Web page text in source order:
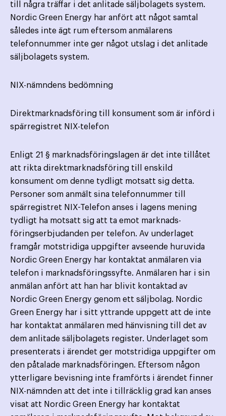
till några träffar i det anlitade säljbolagets system.
Nordic Green Energy har anfört att något samtal
således inte ägt rum eftersom anmälarens
telefonnummer inte ger något utslag i det anlitade
säljbolagets system.
NIX-nämndens bedömning
Direktmarknadsföring till konsument som är införd i
spärregistret NIX-telefon
Enligt 21 § marknadsföringslagen är det inte tillåtet
att rikta direktmarknadsföring till enskild
konsument om denne tydligt motsatt sig detta.
Personer som anmält sina telefonnummer till
spärregistret NIX-Telefon anses i lagens mening
tydligt ha motsatt sig att ta emot marknads­
föringserbjudanden per telefon. Av underlaget
framgår motstridiga uppgifter avseende huruvida
Nordic Green Energy har kontaktat anmälaren via
telefon i marknadsföringssyfte. Anmälaren har i sin
anmälan anfört att han har blivit kontaktad av
Nordic Green Energy genom ett säljbolag. Nordic
Green Energy har i sitt yttrande uppgett att de inte
har kontaktat anmälaren med hänvisning till det av
dem anlitade säljbolagets register. Underlaget som
presenterats i ärendet ger motstridiga uppgifter om
den påtalade marknadsföringen. Eftersom någon
ytterligare bevisning inte framförts i ärendet finner
NIX-nämnden att det inte i tillräcklig grad kan anses
visat att Nordic Green Energy har kontaktat